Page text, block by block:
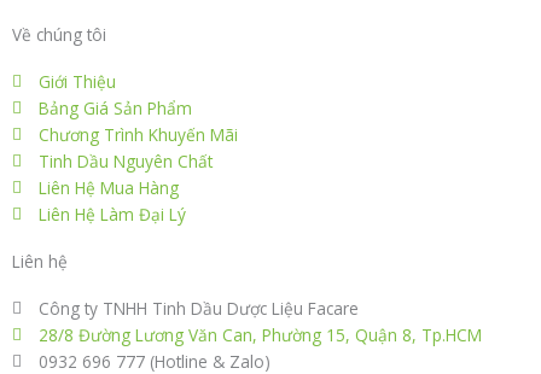
Về chúng tôi
Giới Thiệu
Bảng Giá Sản Phẩm
Chương Trình Khuyến Mãi
Tinh Dầu Nguyên Chất
Liên Hệ Mua Hàng
Liên Hệ Làm Đại Lý
Liên hệ
Công ty TNHH Tinh Dầu Dược Liệu Facare
28/8 Đường Lương Văn Can, Phường 15, Quận 8, Tp.HCM
0932 696 777 (Hotline & Zalo)